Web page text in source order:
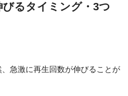
るタイミング・3つ
急激に再生回数が伸びることが